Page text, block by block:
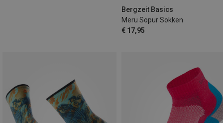
Bergzeit Basics
Meru Sopur Sokken
€ 17,95